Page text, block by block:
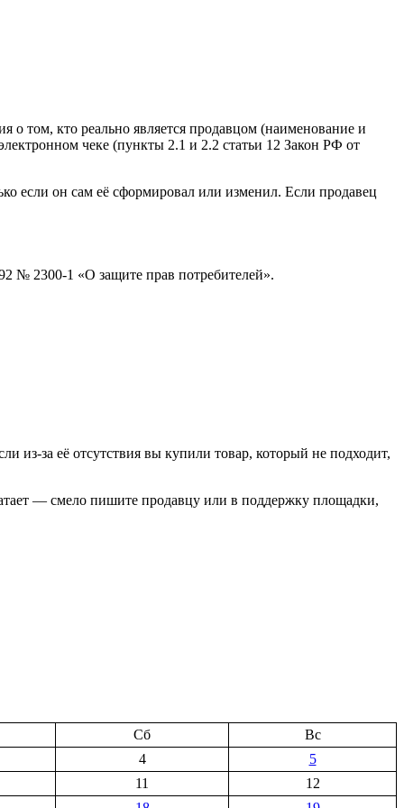
о том, кто реально является продавцом (наименование и
чеке (пункты 2.1 и 2.2 статьи 12 Закон РФ от
если он сам её сформировал или изменил. Если продавец
№ 2300-1 «О защите прав потребителей».
за её отсутствия вы купили товар, который не подходит,
— смело пишите продавцу или в поддержку площадки,
Сб
Вс
4
5
11
12